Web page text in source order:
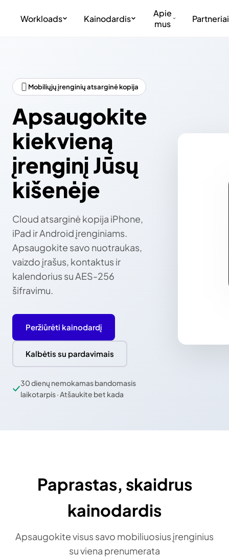
Workloads Kainodardis
Apie
mus
Partneriai
Mobiliųjų įrenginių atsarginė kopija
Apsaugokite
kiekvieną
įrenginį Jūsų
kišenėje
Cloud atsarginė kopija iPhone,
iPad ir Android įrenginiams.
Apsaugokite savo nuotraukas,
vaizdo įrašus, kontaktus ir
kalendorius su AES-256
šifravimu.
Peržiūrėti kainodardį
Kalbėtis su pardavimais
30 dienų nemokamas bandomasis
laikotarpis · Atšaukite bet kada
Paprastas, skaidrus
kainodardis
Apsaugokite visus savo mobiliuosius įrenginius
su viena prenumerata